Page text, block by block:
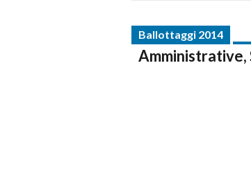
Ballottaggi 2014